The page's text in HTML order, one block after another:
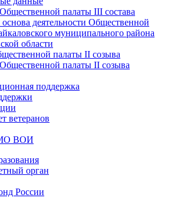
палаты III состава
деятельности Общественной
муниципального района
области
палаты II созыва
палаты II созыва
поддержка
ветеранов
МО ВОИ
орган
России